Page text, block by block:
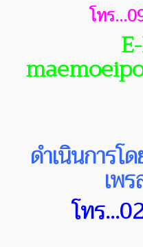
โทร
ดำเนินการโ
เพ
โทร